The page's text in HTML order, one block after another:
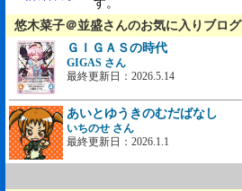
す。
悠木菜子＠並盛さんのお気に入りブログ
ＧＩＧＡＳの時代
GIGAS さん
最終更新日：2026.5.14
あいとゆうきのむだばなし
いちのせ さん
最終更新日：2026.1.1